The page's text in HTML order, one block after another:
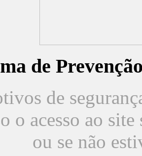
de
de
o acesso ao
ou se não